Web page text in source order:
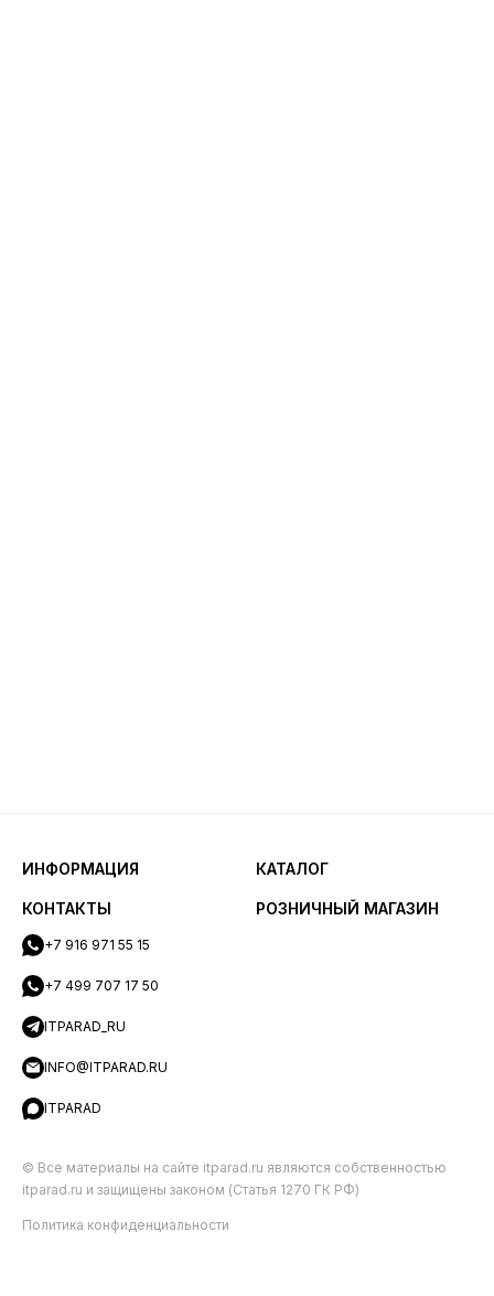
ИНФОРМАЦИЯ КАТАЛОГ
КОНТАКТЫ
+7 916 971 55 15
+7 499 707 17 50
ITPARAD_RU
INFO@ITPARAD.RU
ITPARAD
РОЗНИЧНЫЙ МАГАЗИН
© Все материалы на сайте itparad.ru являются собственностью
itparad.ru и защищены законом (Статья 1270 ГК РФ)
Политика конфиденциальности